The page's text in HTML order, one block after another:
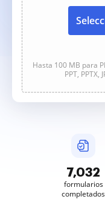
Hasta 100 MB para
PPT, PPTX,
7,032
formularios
completados